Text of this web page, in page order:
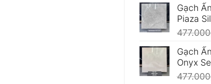
Gạch
Piaza
477.000
Gạch
Onyx
477.000